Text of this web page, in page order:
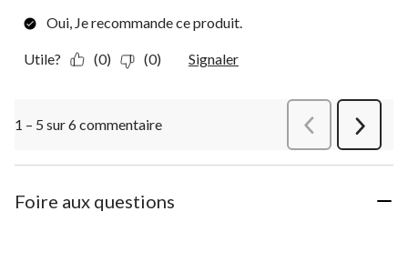
Oui, Je recommande ce produit.
Utile? (0) (0) Signaler
1 – 5 sur 6 commentaire
Suivant
Foire aux questions